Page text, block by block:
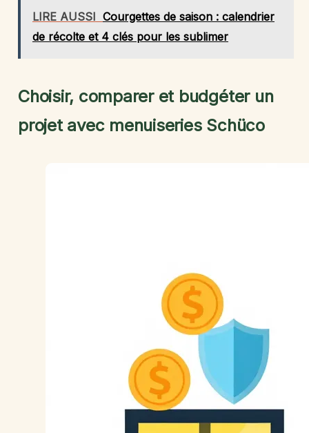
LIRE AUSSI Courgettes de saison : calendrier
de récolte et 4 clés pour les sublimer
Choisir, comparer et budgéter un
projet avec menuiseries Schüco